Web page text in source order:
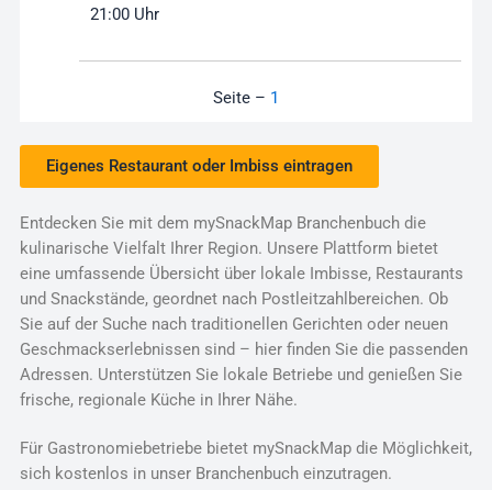
21:00 Uhr
Seite – 1
Eigenes Restaurant oder Imbiss eintragen
Entdecken Sie mit dem mySnackMap Branchenbuch die
kulinarische Vielfalt Ihrer Region. Unsere Plattform bietet
eine umfassende Übersicht über lokale Imbisse, Restaurants
und Snackstände, geordnet nach Postleitzahlbereichen. Ob
Sie auf der Suche nach traditionellen Gerichten oder neuen
Geschmackserlebnissen sind – hier finden Sie die passenden
Adressen. Unterstützen Sie lokale Betriebe und genießen Sie
frische, regionale Küche in Ihrer Nähe.
Für Gastronomiebetriebe bietet mySnackMap die Möglichkeit,
sich kostenlos in unser Branchenbuch einzutragen.